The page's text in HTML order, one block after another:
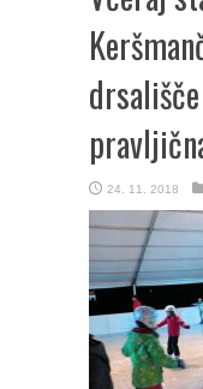
24. 11. 2018